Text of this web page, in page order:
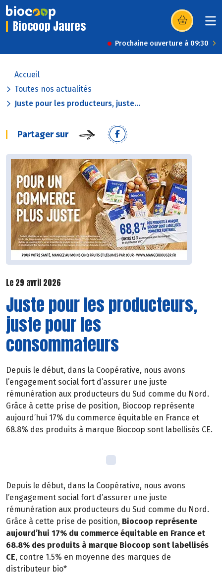
Biocoop Jaures (s’ouvre dans
Prochaine ouverture à 09:30
Accueil
Toutes nos actualités
Juste pour les producteurs, juste...
Partager sur
Le 29 avril 2026
Juste pour les producteurs,
juste pour les
consommateurs
Depuis le début, dans la Coopérative, nous avons
l’engagement social fort d’assurer une juste
rémunération aux producteurs du Sud comme du Nord.
Grâce à cette prise de position, Biocoop représente
aujourd’hui 17% du commerce équitable en France et
68.8% des produits à marque Biocoop sont labellisés CE.
Depuis le début, dans la Coopérative, nous avons
l’engagement social fort d’assurer une juste
rémunération aux producteurs du Sud comme du Nord.
Grâce à cette prise de position, Biocoop représente
aujourd’hui 17% du commerce équitable en France et
68.8% des produits à marque Biocoop sont labellisés
CE, contre 1.5% en moyenne des marques de
distributeur bio*